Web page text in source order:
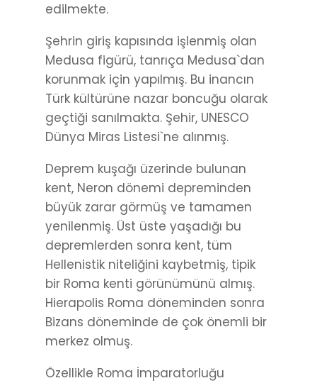
edilmekte.
Şehrin giriş kapısında işlenmiş olan
Medusa figürü, tanrıça Medusa`dan
korunmak için yapılmış. Bu inancın
Türk kültürüne nazar boncuğu olarak
geçtiği sanılmakta. Şehir, UNESCO
Dünya Miras Listesi`ne alınmış.
Deprem kuşağı üzerinde bulunan
kent, Neron dönemi depreminden
büyük zarar görmüş ve tamamen
yenilenmiş. Üst üste yaşadığı bu
depremlerden sonra kent, tüm
Hellenistik niteliğini kaybetmiş, tipik
bir Roma kenti görünümünü almış.
Hierapolis Roma döneminden sonra
Bizans döneminde de çok önemli bir
merkez olmuş.
Özellikle Roma İmparatorluğu